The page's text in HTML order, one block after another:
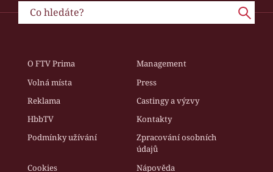
O FTV Prima
Management
Volná místa
Press
Reklama
Castingy a výzvy
HbbTV
Kontakty
Podmínky užívání
Zpracování osobních
údajů
Cookies
Nápověda